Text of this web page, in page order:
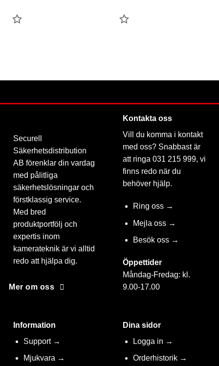
Securell
Säkerhetsdistribution
AB förenklar din vardag
med pålitliga
säkerhetslösningar och
förstklassig service.
Med bred
produktportfölj och
expertis inom
kamerateknik är vi alltid
redo att hjälpa dig.
Mer om oss
Kontakta oss
Vill du komma i kontakt
med oss? Snabbast är
att ringa 031 215 999, vi
finns redo när du
behöver hjälp.
Ring oss →
Mejla oss →
Besök oss →
Öppettider
Måndag-Fredag: kl.
9.00-17.00
Information
Support →
Mjukvara →
Dina sidor
Logga in →
Orderhistorik →